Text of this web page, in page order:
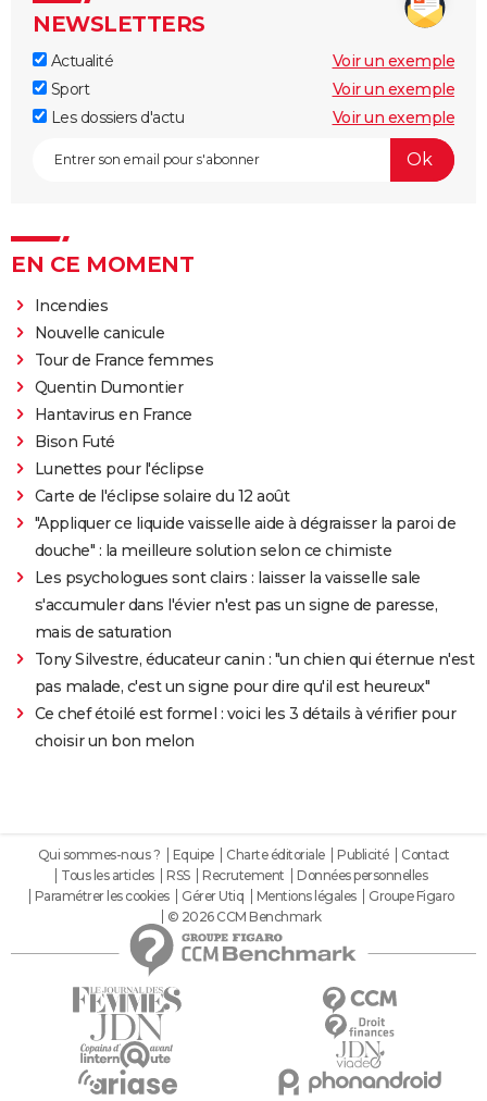
NEWSLETTERS
Actualité
Voir un exemple
Sport
Voir un exemple
Les dossiers d'actu
Voir un exemple
EN CE MOMENT
Incendies
Nouvelle canicule
Tour de France femmes
Quentin Dumontier
Hantavirus en France
Bison Futé
Lunettes pour l'éclipse
Carte de l'éclipse solaire du 12 août
"Appliquer ce liquide vaisselle aide à dégraisser la paroi de
douche" : la meilleure solution selon ce chimiste
Les psychologues sont clairs : laisser la vaisselle sale
s'accumuler dans l'évier n'est pas un signe de paresse,
mais de saturation
Tony Silvestre, éducateur canin : "un chien qui éternue n'est
pas malade, c'est un signe pour dire qu'il est heureux"
Ce chef étoilé est formel : voici les 3 détails à vérifier pour
choisir un bon melon
Qui sommes-nous ? Equipe Charte éditoriale Publicité
Contact
Tous les articles
RSS Recrutement
Données personnelles
Paramétrer les cookies
Gérer Utiq Mentions légales
Groupe Figaro
© 2026 CCM Benchmark